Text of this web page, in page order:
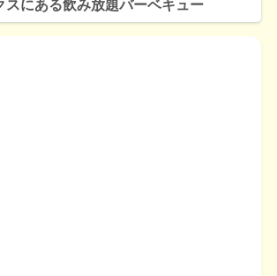
スにある飲み放題バーベキュー